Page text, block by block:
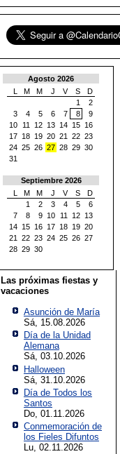
Agosto 2026
L
M M J V S
D
1
2
3
4 5 6 7 8
9
10
11 12 13 14 15 16
17 18 19 20 21 22 23
24 25 26 27 28 29 30
31
Septiembre 2026
L
M M J V S
D
1
2 3 4 5
6
7
8 9 10 11 12 13
14 15 16 17 18 19 20
21
22 23 24 25 26 27
28 29 30
Las próximas fiestas y
vacaciones
Asunción de María
Sá, 15.08.2026
Día de la Unidad
Alemana
Sá, 03.10.2026
Halloween
Sá, 31.10.2026
Día de Todos los
Santos
Do, 01.11.2026
Conmemoración de
los Fieles Difuntos
Lu, 02.11.2026